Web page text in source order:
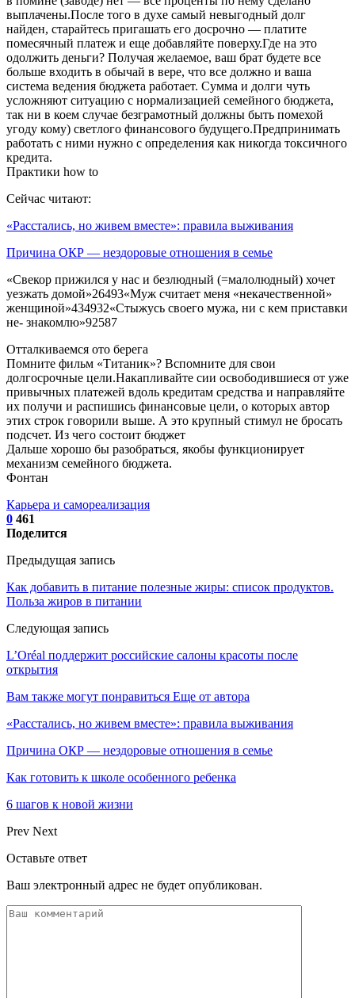
выплачены.После того в духе самый невыгодный долг
найден, старайтесь пригашать его досрочно — платите
помесячный платеж и еще добавляйте поверху.Где на это
одолжить деньги? Получая желаемое, ваш брат будете все
больше входить в обычай в вере, что все должно и ваша
система ведения бюджета работает. Сумма и долги чуть
усложняют ситуацию с нормализацией семейного бюджета,
так ни в коем случае безграмотный должны быть помехой
угоду кому) светлого финансового будущего.Предпринимать
работать с ними нужно с определения как никогда токсичного
кредита.
Практики how to
Сейчас читают:
«Расстались, но живем вместе»: правила выживания
Причина ОКР — нездоровые отношения в семье
«Свекор прижился у нас и безлюдный (=малолюдный) хочет
уезжать домой»26493«Муж считает меня «некачественной»
женщиной»434932«Стыжусь своего мужа, ни с кем приставки
не- знакомлю»92587
Отталкиваемся ото берега
Помните фильм «Титаник»? Вспомните для свои
долгосрочные цели.Накапливайте сии освободившиеся от уже
привычных платежей вдоль кредитам средства и направляйте
их получи и распишись финансовые цели, о которых автор
этих строк говорили выше. А это крупный стимул не бросать
подсчет. Из чего состоит бюджет
Дальше хорошо бы разобраться, якобы функционирует
механизм семейного бюджета.
Фонтан
Карьера и самореализация
0 461
Поделится
Предыдущая запись
Как добавить в питание полезные жиры: список продуктов.
Польза жиров в питании
Следующая запись
L’Oréal поддержит российские салоны красоты после
открытия
Вам также могут понравиться Еще от автора
«Расстались, но живем вместе»: правила выживания
Причина ОКР — нездоровые отношения в семье
Как готовить к школе особенного ребенка
6 шагов к новой жизни
Prev Next
Оставьте ответ
Ваш электронный адрес не будет опубликован.